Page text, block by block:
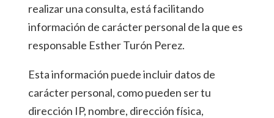
realizar una consulta, está facilitando
información de carácter personal de la que es
responsable Esther Turón Perez.
Esta información puede incluir datos de
carácter personal, como pueden ser tu
dirección IP, nombre, dirección física,